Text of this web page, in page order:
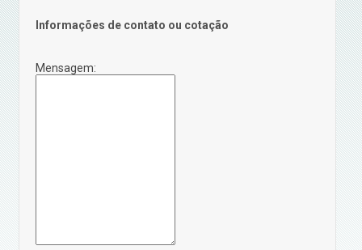
Informações de contato ou cotação
Mensagem: